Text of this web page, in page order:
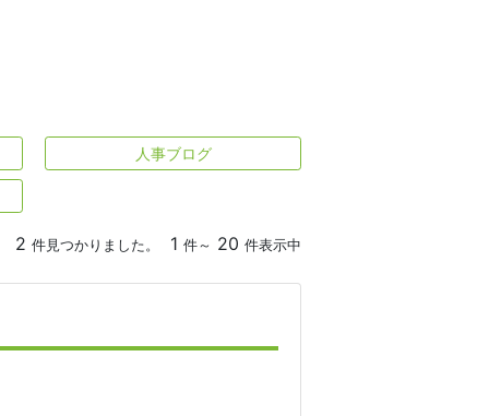
人事ブログ
2 件見つかりました。 1 件～ 20 件表示中